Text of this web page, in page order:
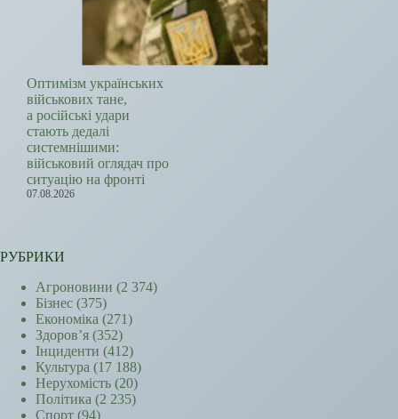
Оптимізм українських
військових тане,
а російські удари
стають дедалі
системнішими:
військовий оглядач про
ситуацію на фронті
07.08.2026
РУБРИКИ
Агроновини (2 374)
Бізнес (375)
Економіка (271)
Здоров’я (352)
Інциденти (412)
Культура (17 188)
Нерухомість (20)
Політика (2 235)
Спорт (94)